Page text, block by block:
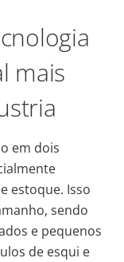
mais
em dois
estoque. Isso
sendo
e pequenos
de esqui e